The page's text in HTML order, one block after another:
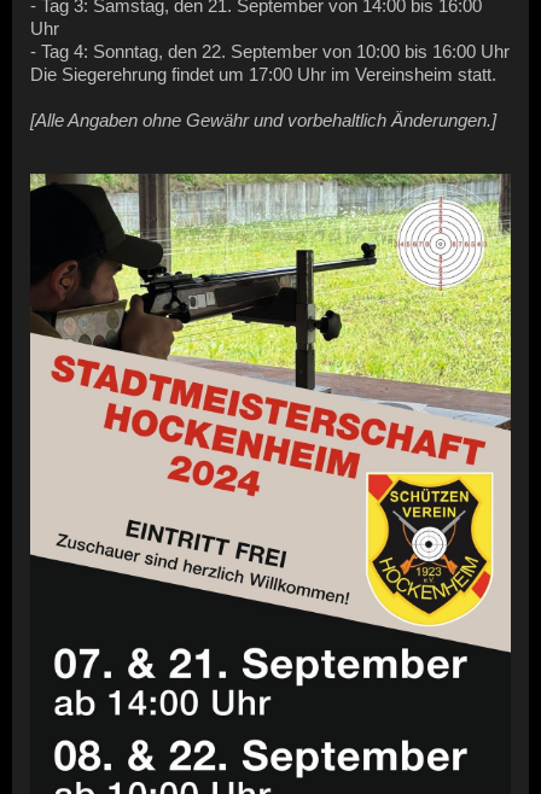
- Tag 3: Samstag, den 21. September von 14:00 bis 16:00
Uhr
- Tag 4: Sonntag, den 22. September von 10:00 bis 16:00 Uhr
Die Siegerehrung findet um 17:00 Uhr im Vereinsheim statt.
[Alle Angaben ohne Gewähr und vorbehaltlich Änderungen.]